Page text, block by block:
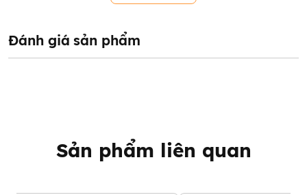
bằng nhiệt đảm bảo an toàn tuyệt đối cho bé.
Đánh giá sản phẩm
Sản phẩm liên quan